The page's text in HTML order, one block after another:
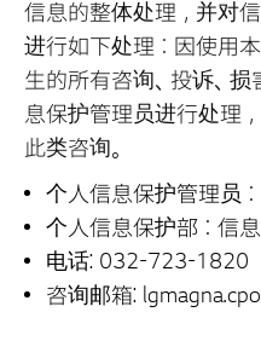
信息的整体处理，并对
进行如下处理：因使用
生的所有咨询、投诉、
息保护管理员进行处理
此类咨询。
个人信息保护管理员
个人信息保护部：信
电话: 032-723-1820
咨询邮箱: